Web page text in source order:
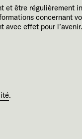
et être régulièrement
concernant
avec effet pour l’avenir.
.